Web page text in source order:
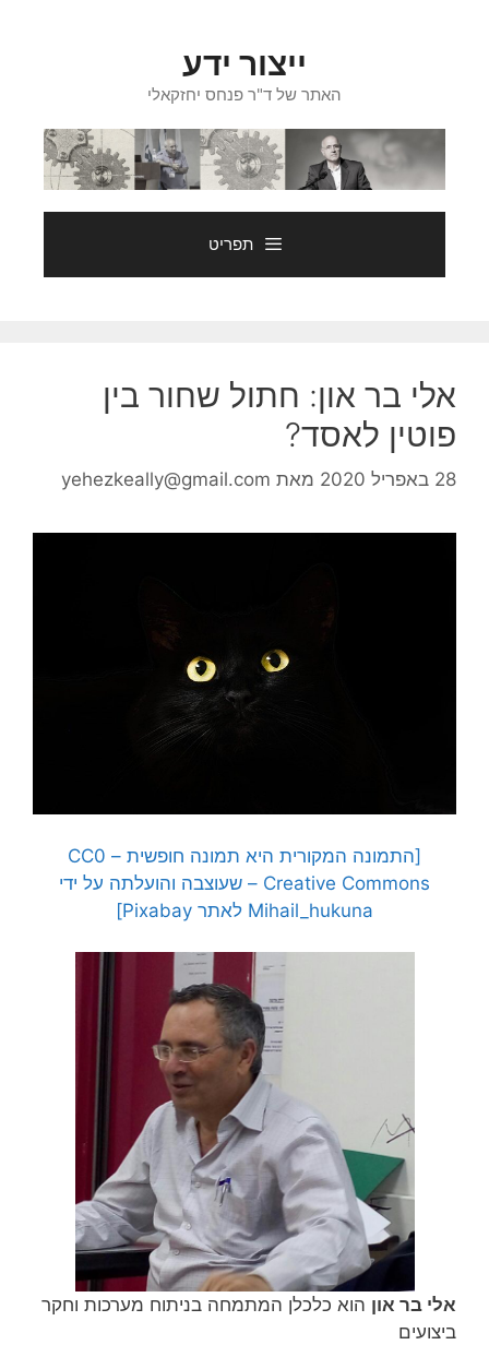
ייצור ידע
האתר של ד"ר פנחס יחזקאלי
תפריט
אלי בר און: חתול שחור בין
פוטין לאסד?
28 באפריל 2020 מאת yehezkeally@gmail.com
[התמונה המקורית היא תמונה חופשית – CC0
Creative Commons – שעוצבה והועלתה על ידי
Mihail_hukuna לאתר Pixabay]
אלי בר און הוא כלכלן המתמחה בניתוח מערכות וחקר
ביצועים